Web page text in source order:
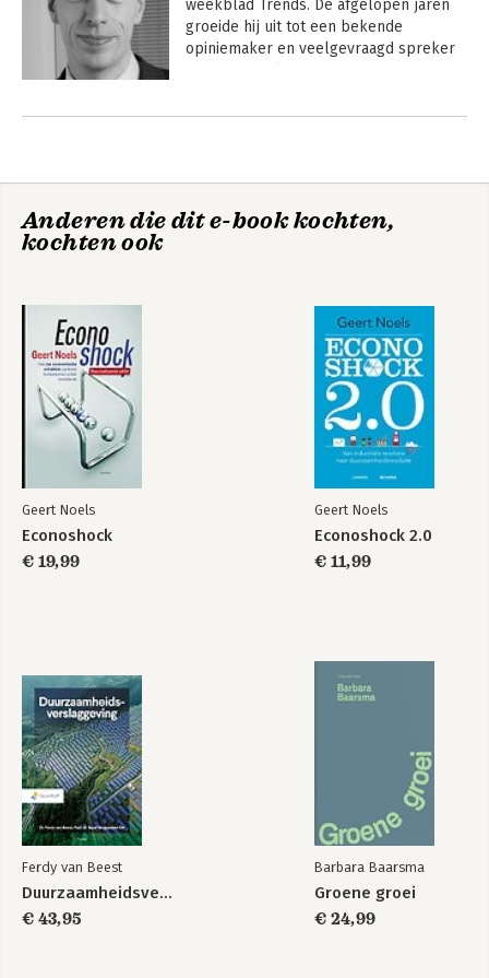
weekblad Trends. De afgelopen jaren
groeide hij uit tot een bekende
opiniemaker en veelgevraagd spreker
Andere boeken door Geert Noels
Gigantisme Econoshock 2.0
Econoshock
Bekijk alle boeken
Anderen die dit e-book kochten,
kochten ook
Geert Noels
Econoshock
€ 19,99
Geert Noels
Econoshock 2.0
€ 11,99
Ferdy van Beest
Duurzaamheidsverslaggeving
€ 43,95
Barbara Baarsma
Groene groei
€ 24,99